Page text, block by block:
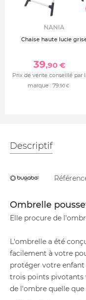
NANIA
Chaise haute lucie
39,90 €
Prix de vente conseillé par
marque : 79 ,90 €
Descriptif
Ombrelle
Elle procure de
L'ombrelle a été
facilement à votre
protéger votre enfant
trois points pivotants
de l'ombre quelle